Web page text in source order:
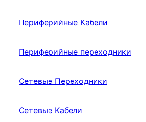
Периферийные Кабели
Периферийные переходники
Сетевые Переходники
Сетевые Кабели